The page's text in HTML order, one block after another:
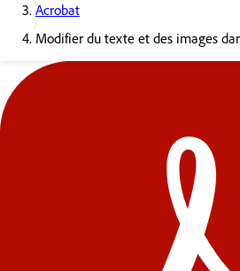
Acrobat
Modifier du texte et des images